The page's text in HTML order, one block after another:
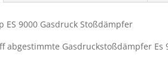
ES 9000 Gasdruck Stoßdämpfer
abgestimmte Gasdruckstoßdämpfer Es